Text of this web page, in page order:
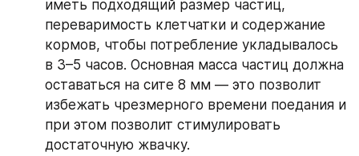
иметь подходящий размер частиц,
переваримость клетчатки и содержание
кормов, чтобы потребление укладывалось
в 3–5 часов. Основная масса частиц должна
оставаться на сите 8 мм — это позволит
избежать чрезмерного времени поедания и
при этом позволит стимулировать
достаточную жвачку.